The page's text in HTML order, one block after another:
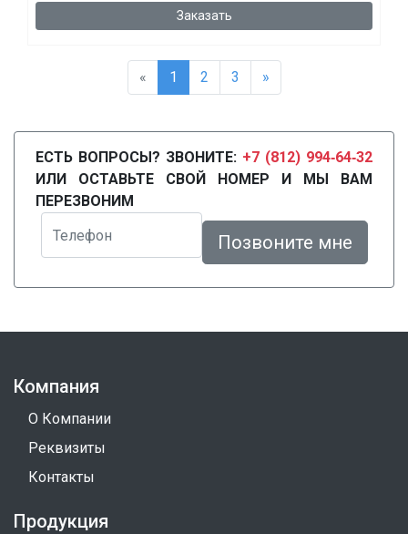
Заказать
« 1 2 3 »
ЕСТЬ ВОПРОСЫ? ЗВОНИТЕ: +7 (812) 994‑64‑32
ИЛИ ОСТАВЬТЕ СВОЙ НОМЕР И МЫ ВАМ
ПЕРЕЗВОНИМ
Позвоните мне
Компания
О Компании
Реквизиты
Контакты
Продукция